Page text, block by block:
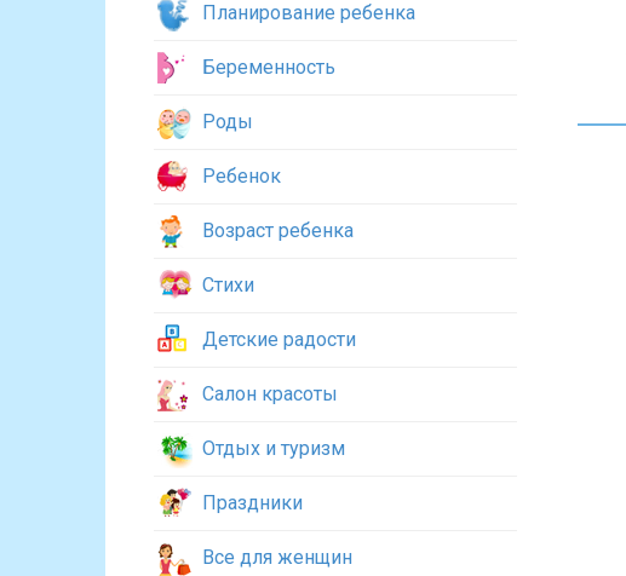
Планирование ребенка
Беременность
Роды
Ребенок
Возраст ребенка
Стихи
Детские радости
Салон красоты
Отдых и туризм
Праздники
Все для женщин